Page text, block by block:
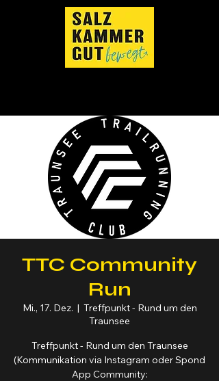
TTC Community
Run
Mi., 17. Dez.
  |
Treffpunkt - Rund um den
Traunsee
Treffpunkt - Rund um den Traunsee
(Kommunikation via Instagram oder Spond
App Community: